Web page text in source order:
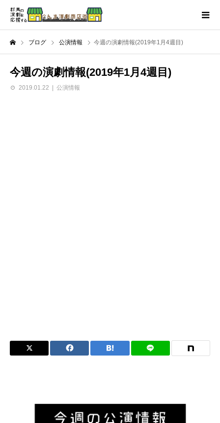
ブログ 公演情報 今週の演劇情報(2019年1月4週目)
今週の演劇情報(2019年1月4週目)
2019.01.22 公演情報